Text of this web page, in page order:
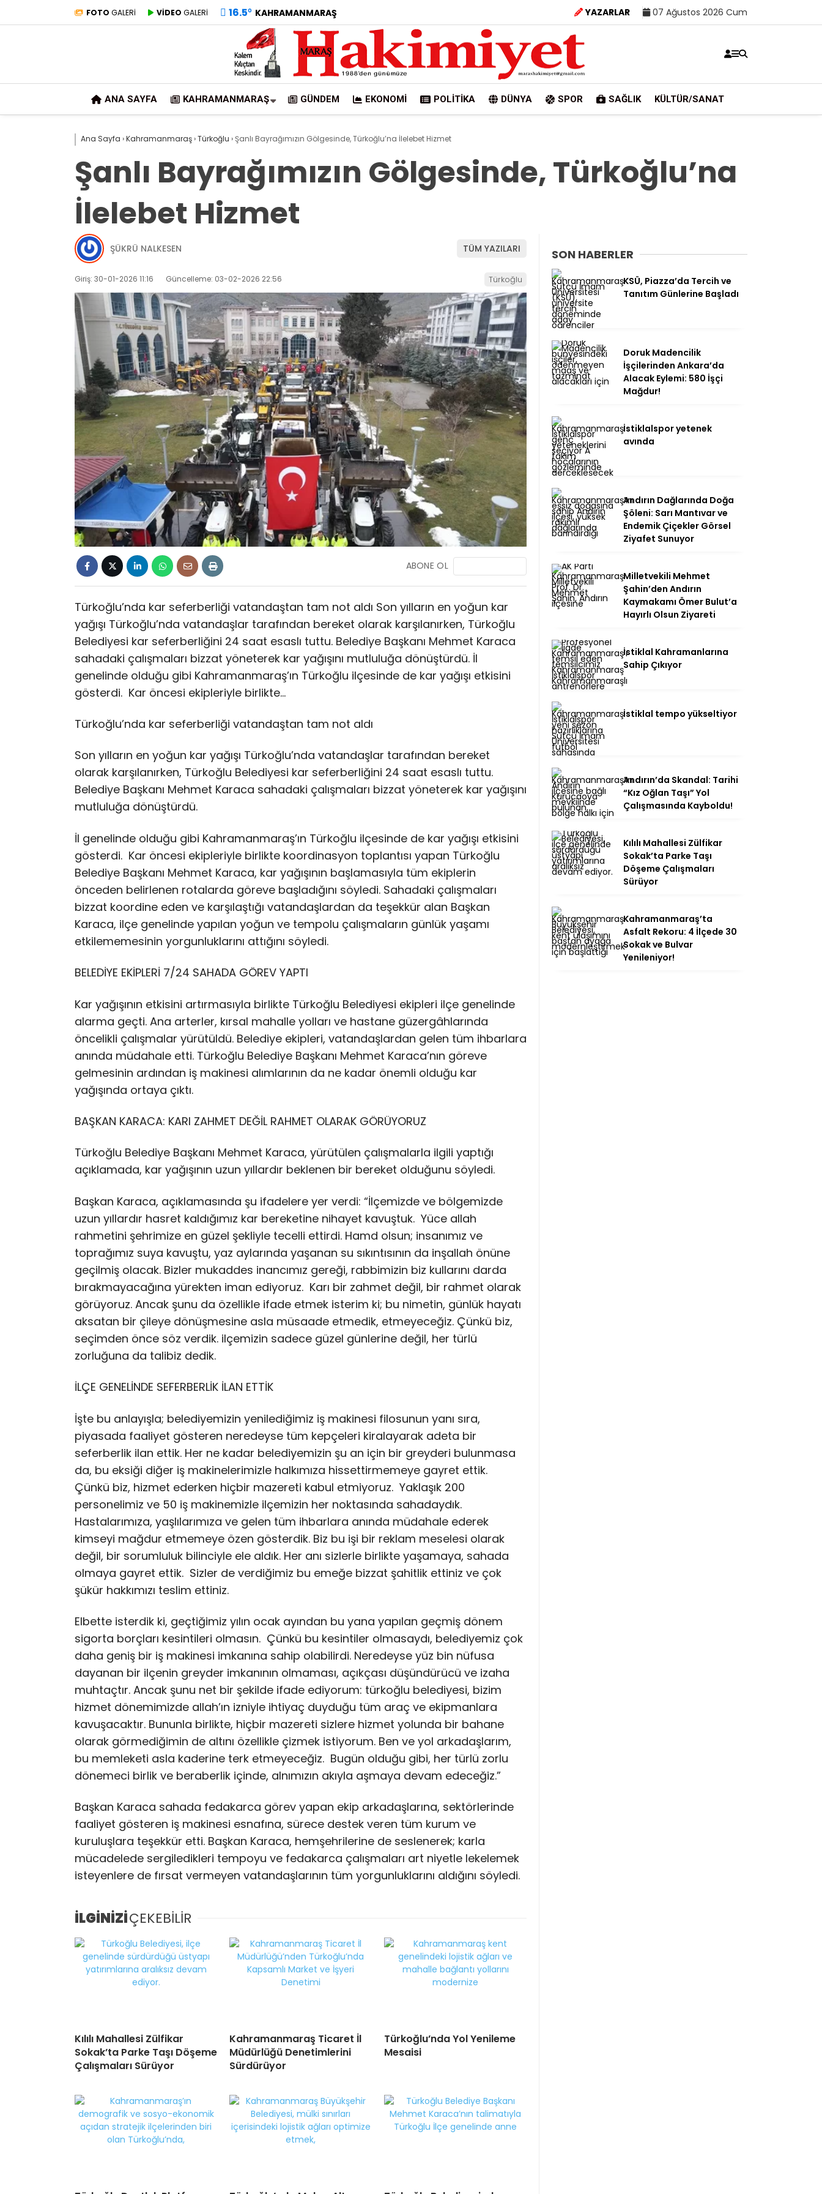
FOTO GALERİ VİDEO GALERİ 16.5° KAHRAMANMARAŞ YAZARLAR 07 Ağustos 2026 Cum
ANA SAYFA KAHRAMANMARAŞ GÜNDEM EKONOMI POLITIKA DÜNYA SPOR SAĞLIK KÜLTÜR/SANAT
Ana Sayfa ›Kahramanmaraş›Türkoğlu ›Şanlı Bayrağımızın Gölgesinde, Türkoğlu’na İlelebet Hizmet
Şanlı Bayrağımızın Gölgesinde, Türkoğlu’na
İlelebet Hizmet
ŞÜKRÜ NALKESEN TÜM YAZILARI
Giriş: 30-01-2026 11:16 Güncelleme: 03-02-2026 22:56 Türkoğlu
ABONE OL
Türkoğlu’nda kar seferberliği vatandaştan tam not aldı Son yılların en yoğun kar
yağışı Türkoğlu’nda vatandaşlar tarafından bereket olarak karşılanırken, Türkoğlu
Belediyesi kar seferberliğini 24 saat esaslı tuttu. Belediye Başkanı Mehmet Karaca
sahadaki çalışmaları bizzat yöneterek kar yağışını mutluluğa dönüştürdü. İl
genelinde olduğu gibi Kahramanmaraş’ın Türkoğlu ilçesinde de kar yağışı etkisini
gösterdi. Kar öncesi ekipleriyle birlikte…
Türkoğlu’nda kar seferberliği vatandaştan tam not aldı
Son yılların en yoğun kar yağışı Türkoğlu’nda vatandaşlar tarafından bereket
olarak karşılanırken, Türkoğlu Belediyesi kar seferberliğini 24 saat esaslı tuttu.
Belediye Başkanı Mehmet Karaca sahadaki çalışmaları bizzat yöneterek kar yağışını
mutluluğa dönüştürdü.
İl genelinde olduğu gibi Kahramanmaraş’ın Türkoğlu ilçesinde de kar yağışı etkisini
gösterdi. Kar öncesi ekipleriyle birlikte koordinasyon toplantısı yapan Türkoğlu
Belediye Başkanı Mehmet Karaca, kar yağışının başlamasıyla tüm ekiplerin
önceden belirlenen rotalarda göreve başladığını söyledi. Sahadaki çalışmaları
bizzat koordine eden ve karşılaştığı vatandaşlardan da teşekkür alan Başkan
Karaca, ilçe genelinde yapılan yoğun ve tempolu çalışmaların günlük yaşamı
etkilememesinin yorgunluklarını attığını söyledi.
BELEDİYE EKİPLERİ 7/24 SAHADA GÖREV YAPTI
Kar yağışının etkisini artırmasıyla birlikte Türkoğlu Belediyesi ekipleri ilçe genelinde
alarma geçti. Ana arterler, kırsal mahalle yolları ve hastane güzergâhlarında
öncelikli çalışmalar yürütüldü. Belediye ekipleri, vatandaşlardan gelen tüm ihbarlara
anında müdahale etti. Türkoğlu Belediye Başkanı Mehmet Karaca’nın göreve
gelmesinin ardından iş makinesi alımlarının da ne kadar önemli olduğu kar
yağışında ortaya çıktı.
BAŞKAN KARACA: KARI ZAHMET DEĞİL RAHMET OLARAK GÖRÜYORUZ
Türkoğlu Belediye Başkanı Mehmet Karaca, yürütülen çalışmalarla ilgili yaptığı
açıklamada, kar yağışının uzun yıllardır beklenen bir bereket olduğunu söyledi.
Başkan Karaca, açıklamasında şu ifadelere yer verdi: “İlçemizde ve bölgemizde
uzun yıllardır hasret kaldığımız kar bereketine nihayet kavuştuk. Yüce allah
rahmetini şehrimize en güzel şekliyle tecelli ettirdi. Hamd olsun; insanımız ve
toprağımız suya kavuştu, yaz aylarında yaşanan su sıkıntısının da inşallah önüne
geçilmiş olacak. Bizler mukaddes inancımız gereği, rabbimizin biz kullarını darda
bırakmayacağına yürekten iman ediyoruz. Karı bir zahmet değil, bir rahmet olarak
görüyoruz. Ancak şunu da özellikle ifade etmek isterim ki; bu nimetin, günlük hayatı
aksatan bir çileye dönüşmesine asla müsaade etmedik, etmeyeceğiz. Çünkü biz,
seçimden önce söz verdik. ilçemizin sadece güzel günlerine değil, her türlü
zorluğuna da talibiz dedik.
İLÇE GENELİNDE SEFERBERLİK İLAN ETTİK
İşte bu anlayışla; belediyemizin yenilediğimiz iş makinesi filosunun yanı sıra,
piyasada faaliyet gösteren neredeyse tüm kepçeleri kiralayarak adeta bir
seferberlik ilan ettik. Her ne kadar belediyemizin şu an için bir greyderi bulunmasa
da, bu eksiği diğer iş makinelerimizle halkımıza hissettirmemeye gayret ettik.
Çünkü biz, hizmet ederken hiçbir mazereti kabul etmiyoruz. Yaklaşık 200
personelimiz ve 50 iş makinemizle ilçemizin her noktasında sahadaydık.
Hastalarımıza, yaşlılarımıza ve gelen tüm ihbarlara anında müdahale ederek
kimseyi mağdur etmemeye özen gösterdik. Biz bu işi bir reklam meselesi olarak
değil, bir sorumluluk bilinciyle ele aldık. Her anı sizlerle birlikte yaşamaya, sahada
olmaya gayret ettik. Sizler de verdiğimiz bu emeğe bizzat şahitlik ettiniz ve çok
şükür hakkımızı teslim ettiniz.
Elbette isterdik ki, geçtiğimiz yılın ocak ayından bu yana yapılan geçmiş dönem
sigorta borçları kesintileri olmasın. Çünkü bu kesintiler olmasaydı, belediyemiz çok
daha geniş bir iş makinesi imkanına sahip olabilirdi. Neredeyse yüz bin nüfusa
dayanan bir ilçenin greyder imkanının olmaması, açıkçası düşündürücü ve izaha
muhtaçtır. Ancak şunu net bir şekilde ifade ediyorum: türkoğlu belediyesi, bizim
hizmet dönemimizde allah’ın izniyle ihtiyaç duyduğu tüm araç ve ekipmanlara
kavuşacaktır. Bununla birlikte, hiçbir mazereti sizlere hizmet yolunda bir bahane
olarak görmediğimin de altını özellikle çizmek istiyorum. Ben ve yol arkadaşlarım,
bu memleketi asla kaderine terk etmeyeceğiz. Bugün olduğu gibi, her türlü zorlu
dönemeci birlik ve beraberlik içinde, alnımızın akıyla aşmaya devam edeceğiz.”
Başkan Karaca sahada fedakarca görev yapan ekip arkadaşlarına, sektörlerinde
faaliyet gösteren iş makinesi esnafına, sürece destek veren tüm kurum ve
kuruluşlara teşekkür etti. Başkan Karaca, hemşehrilerine de seslenerek; karla
mücadelede sergiledikleri tempoyu ve fedakarca çalışmaları art niyetle lekelemek
isteyenlere de fırsat vermeyen vatandaşlarının tüm yorgunluklarını aldığını söyledi.
İLGİNİZİÇEKEBİLİR
Kılılı Mahallesi Zülfikar
Sokak’ta Parke Taşı Döşeme
Çalışmaları Sürüyor
Kahramanmaraş Ticaret İl
Müdürlüğü Denetimlerini
Sürdürüyor
Türkoğlu’nda Yol Yenileme
Mesaisi
SON HABERLER
KSÜ, Piazza’da Tercih ve
Tanıtım Günlerine Başladı
Doruk Madencilik
İşçilerinden Ankara’da
Alacak Eylemi: 580 İşçi
Mağdur!
İstiklalspor yetenek
avında
Andırın Dağlarında Doğa
Şöleni: Sarı Mantıvar ve
Endemik Çiçekler Görsel
Ziyafet Sunuyor
Milletvekili Mehmet
Şahin’den Andırın
Kaymakamı Ömer Bulut’a
Hayırlı Olsun Ziyareti
İstiklal Kahramanlarına
Sahip Çıkıyor
İstiklal tempo yükseltiyor
Andırın’da Skandal: Tarihi
“Kız Oğlan Taşı” Yol
Çalışmasında Kayboldu!
Kılılı Mahallesi Zülfikar
Sokak’ta Parke Taşı
Döşeme Çalışmaları
Sürüyor
Kahramanmaraş’ta
Asfalt Rekoru: 4 İlçede 30
Sokak ve Bulvar
Yenileniyor!